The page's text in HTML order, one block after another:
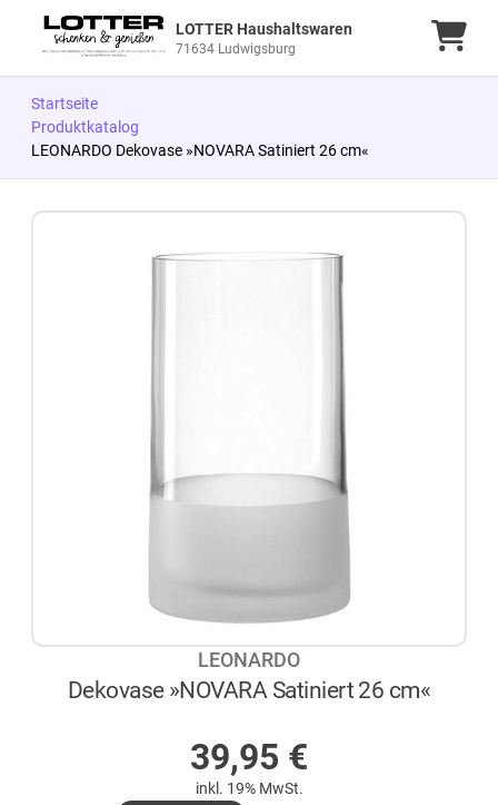
LOTTER Haushaltswaren
71634 Ludwigsburg
Startseite
Produktkatalog
LEONARDO Dekovase »NOVARA Satiniert 26 cm«
LEONARDO
Dekovase »NOVARA Satiniert 26 cm«
39,95 €
inkl. 19% MwSt.